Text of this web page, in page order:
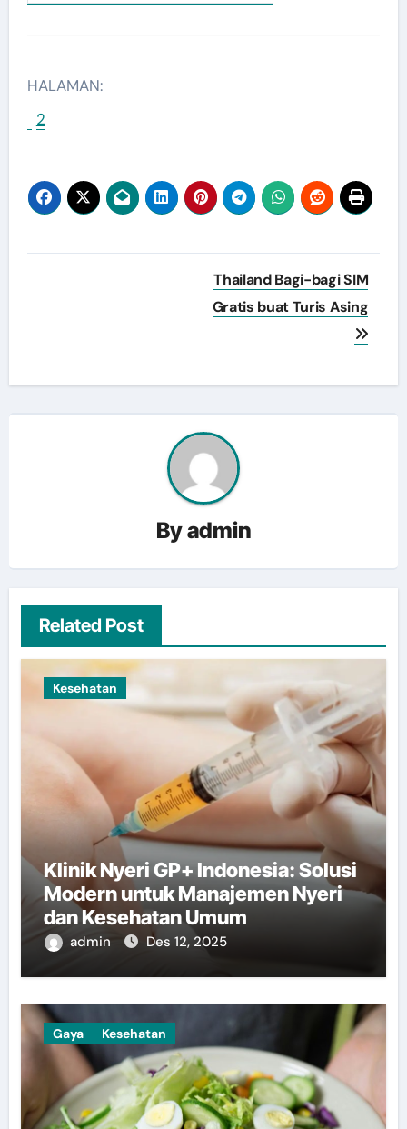
HALAMAN:
2
Thailand Bagi-bagi SIM
Gratis buat Turis Asing
Byadmin
Related Post
Kesehatan
Klinik Nyeri GP+ Indonesia: Solusi
Modern untuk Manajemen Nyeri
dan Kesehatan Umum
admin Des 12, 2025
Gaya Kesehatan